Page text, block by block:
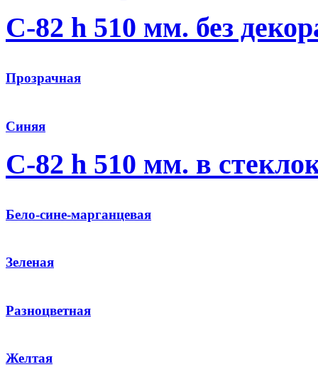
С-82 h 510 мм. без
Прозрачная
Синяя
С-82 h 510 мм. в
Бело-сине-марганцевая
Зеленая
Разноцветная
Желтая